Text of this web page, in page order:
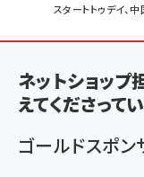
ン
く
ず
スタートトゥデイ、
ネットショップ
えてくださって
ゴールドスポン